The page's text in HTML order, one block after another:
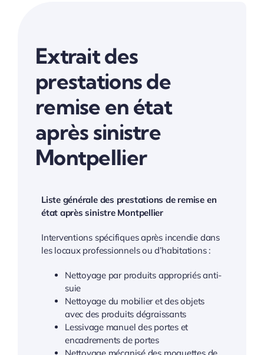
Extrait des
prestations de
remise en état
après sinistre
Montpellier
Liste générale des prestations de remise en
état après sinistre Montpellier
Interventions spécifiques après incendie dans
les locaux professionnels ou d’habitations :
Nettoyage par produits appropriés anti-
suie
Nettoyage du mobilier et des objets
avec des produits dégraissants
Lessivage manuel des portes et
encadrements de portes